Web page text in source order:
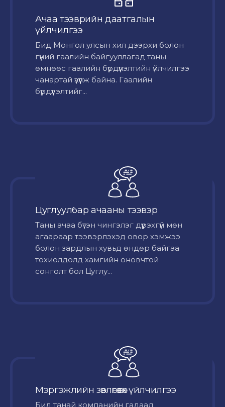
Ачаа тээврийн даатгалын
үйлчилгээ
Бид Монгол улсын хил дээрхи болон
гүний гаалийн байгууллагад таны
өмнөөс гаалийн бүрдүүлэлтийн үйлчилгээ
чанартай үзүүлж байна. Гаалийн
бүрдүүлэлтийг...
Цуглуулбар ачааны тээвэр
Таны ачаа бүтэн чингэлэг дүүрэхгүй мөн
агаараар тээвэрлэхэд овор хэмжээ
болон зардлын хувьд өндөр байгаа
тохиолдолд хамгийн оновчтой
сонголт бол Цуглу...
Мэргэжлийн зөвлөгөө өгөх үйлчилгээ
Бид танай компанийн гадаад